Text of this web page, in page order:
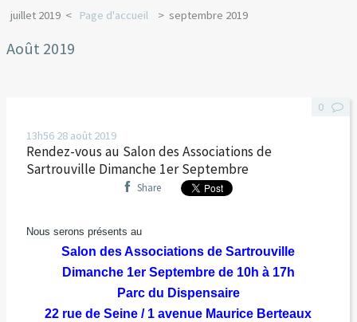
juillet 2019 Page d'accueil septembre 2019
Août 2019
13h56 28 août 2019
Rendez-vous au Salon des Associations de
Sartrouville Dimanche 1er Septembre
Share
Nous serons présents au
Salon des Associations de Sartrouville
Dimanche 1er Septembre de 10h à 17h
Parc du Dispensaire
22 rue de Seine / 1 avenue Maurice Berteaux
0